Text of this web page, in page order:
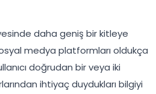
daha geniş bir kitleye
medya platformları oldukça
doğrudan bir veya iki
ihtiyaç duydukları bilgiyi